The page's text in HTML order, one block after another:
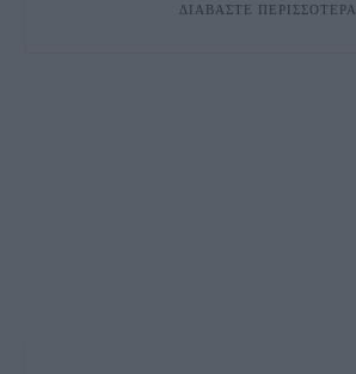
ΔΙΑΒΆΣΤΕ ΠΕΡΙΣΣΌΤΕΡΑ